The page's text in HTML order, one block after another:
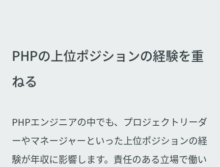
PHPの上位ポジションの経験を重
ねる
PHPエンジニアの中でも、プロジェクトリーダ
ーやマネージャーといった上位ポジションの経
験が年収に影響します。責任のある立場で働い